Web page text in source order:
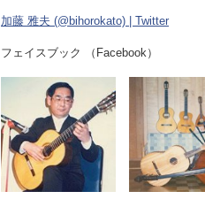
加藤 雅夫 (@bihorokato) | Twitter
フェイスブック （Facebook）